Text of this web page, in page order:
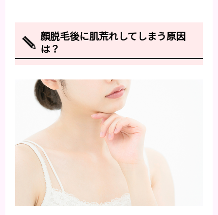
顔脱毛後に肌荒れしてしまう原因
は？